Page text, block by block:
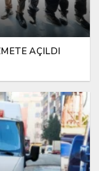
AÇILDI